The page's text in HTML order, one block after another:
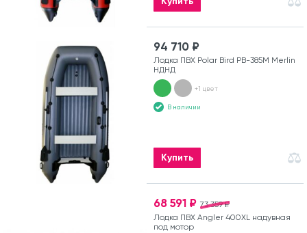
94 710 ₽
Лодка ПВХ Polar Bird PB-385M Merlin
НДНД
+1 цвет
В наличии
Купить
73 359 ₽
68 591 ₽
Лодка ПВХ Angler 400XL надувная
под мотор